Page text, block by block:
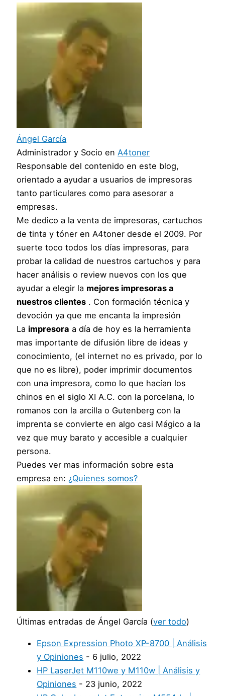
Ángel García
Administrador y Socio en A4toner
Responsable del contenido en este blog,
orientado a ayudar a usuarios de impresoras
tanto particulares como para asesorar a
empresas.
Me dedico a la venta de impresoras, cartuchos
de tinta y tóner en A4toner desde el 2009. Por
suerte toco todos los días impresoras, para
probar la calidad de nuestros cartuchos y para
hacer análisis o review nuevos con los que
ayudar a elegir la mejores impresoras a
nuestros clientes . Con formación técnica y
devoción ya que me encanta la impresión
La impresora a día de hoy es la herramienta
mas importante de difusión libre de ideas y
conocimiento, (el internet no es privado, por lo
que no es libre), poder imprimir documentos
con una impresora, como lo que hacían los
chinos en el siglo XI A.C. con la porcelana, lo
romanos con la arcilla o Gutenberg con la
imprenta se convierte en algo casi Mágico a la
vez que muy barato y accesible a cualquier
persona.
Puedes ver mas información sobre esta
empresa en: ¿Quienes somos?
Últimas entradas de Ángel García (ver todo)
Epson Expression Photo XP-8700 | Análisis
y Opiniones - 6 julio, 2022
HP LaserJet M110we y M110w | Análisis y
Opiniones - 23 junio, 2022